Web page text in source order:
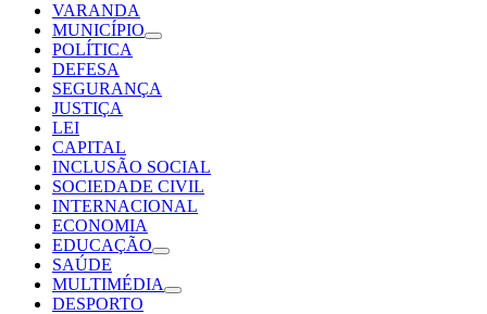
VARANDA
MUNICÍPIO
POLÍTICA
DEFESA
SEGURANÇA
JUSTIÇA
LEI
CAPITAL
INCLUSÃO SOCIAL
SOCIEDADE CIVIL
INTERNACIONAL
ECONOMIA
EDUCAÇÃO
SAÚDE
MULTIMÉDIA
DESPORTO